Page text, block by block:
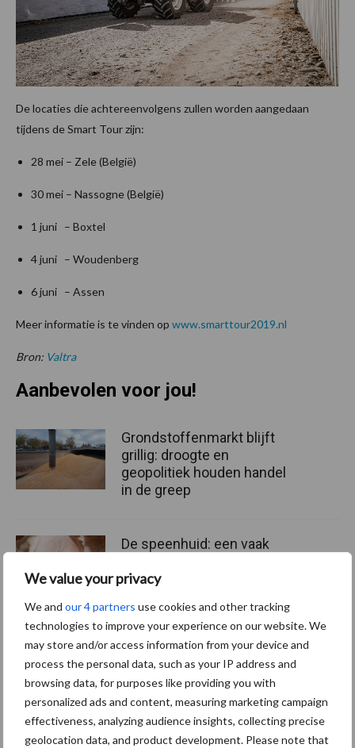
We value your privacy
We and our 4 partners use cookies and other tracking
technologies to improve your experience on our website. We
may store and/or access information from your device and
process the personal data, such as your IP address and
browsing data, for purposes like providing you with
personalized ads and content, measuring marketing campaign
effectiveness, analyzing audience insights, collecting precise
geolocation data, and product development. Please note that
De locaties die achtereenvolgens zullen worden aangedaan
tijdens de Smart Tour zijn:
28 mei – Zele (België)
30 mei – Nassogne (België)
1 juni – Boxtel
4 juni – Woudenberg
6 juni – Assen
Meer informatie is te vinden op www.smarttour2019.nl
Bron: Valtra
Aanbevolen voor jou!
Grondstoffenmarkt blijft
grillig: droogte en
geopolitiek houden handel
in de greep
De speenhuid: een vaak
voor mastitis
ForFarmers ziet volume en
marktaandeel groeien in
krimpende Nederlandse
markt